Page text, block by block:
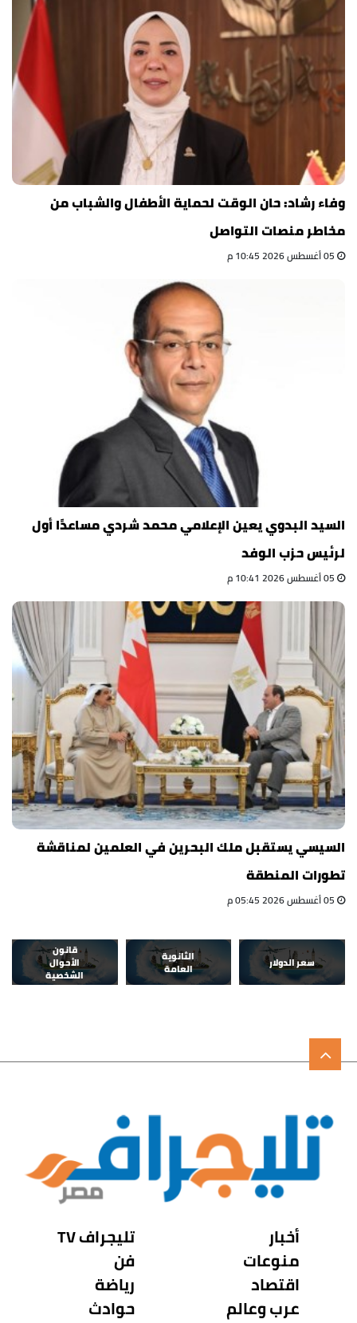
وفاء رشاد: حان الوقت لحماية الأطفال والشباب من
مخاطر منصات التواصل
السيد البدوي يعين الإعلامي محمد شردي مساعدًا أول
لرئيس حزب الوفد
السيسي يستقبل ملك البحرين في العلمين لمناقشة
تطورات المنطقة
سعر الدولار
الثانوية
العامة
قانون
الأحوال
الشخصية
أخبار
منوعات
اقتصاد
عرب وعالم
تليجراف TV
فن
رياضة
حوادث